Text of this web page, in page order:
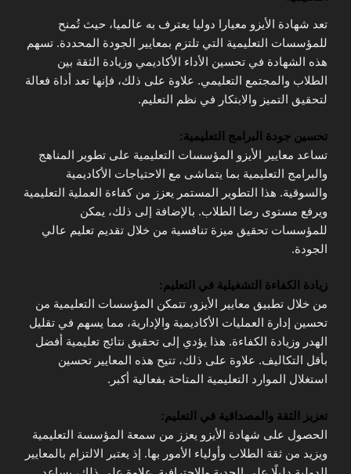
تعد شهادة الأيزو معيارا دوليا يعترف به عالميا، حيث تُمنح
للمؤسسات التعليمية التي تلتزم بمعايير الجودة المحددة. تسهم
هذه الشهادة في تحسين الأداء الأكاديمي وزيادة الثقة بين
الطلاب والمجتمع التعليمي. علاوة على ذلك، فإنها تعد أداة فعالة
لتحقيق التميز والابتكار في نظم التعليم.
تحسين جودة البرامج التعليمية:
تساعد معايير الأيزو المؤسسات التعليمية على تطوير المناهج
والبرامج التعليمية بما يتماشى مع الاحتياجات الأكاديمية
والسوقية. هذا التطوير المستمر يعزز من كفاءة العملية التعليمية
ويرفع مستوى رضا الطلاب. بالإضافة إلى ذلك، يمكن
للمؤسسات تحقيق ميزة تنافسية من خلال تقديم تعليم عالي
الجودة.
زيادة الكفاءة التشغيلية في التعليم:
من خلال تطبيق معايير الأيزو، تتمكن المؤسسات التعليمية من
تحسين إدارة العمليات الأكاديمية والإدارية، مما يسهم في تقليل
الهدر وزيادة الكفاءة. هذا يؤدي إلى تحقيق نتائج تعليمية أفضل
بأقل التكاليف. علاوة على ذلك، تتيح هذه المعايير تحسين
استغلال الموارد التعليمية المتاحة بفعالية أكبر.
تعزيز الثقة والمصداقية في التعليم:
الحصول على شهادة الأيزو يعزز من سمعة المؤسسة التعليمية
ويزيد من ثقة الطلاب وأولياء الأمور بها. إذ يعتبر الالتزام بالمعايير